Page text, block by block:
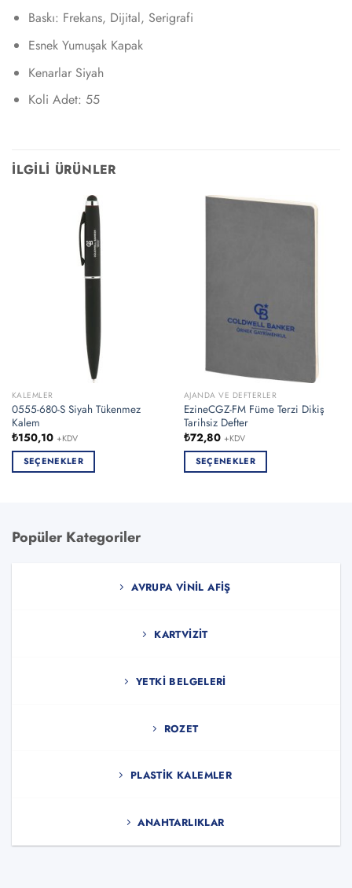
Baskı: Frekans, Dijital, Serigrafi
Esnek Yumuşak Kapak
Kenarlar Siyah
Koli Adet: 55
İLGILI ÜRÜNLER
KALEMLER
0555-680-S Siyah Tükenmez
Kalem
₺150,10 +KDV
SEÇENEKLER
fazla
varyasyonu
AJANDA VE DEFTERLER
EzineCGZ-FM Füme Terzi Dikiş
Tarihsiz Defter
₺72,80 +KDV
SEÇENEKLER
Seçenekler
ürün
seçilebilir
Popüler Kategoriler
AVRUPA VINIL AFIŞ
KARTVIZIT
YETKI BELGELERI
ROZET
PLASTIK KALEMLER
ANAHTARLIKLAR